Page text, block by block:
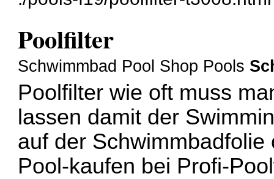
Poolfilter
Schwimmbad Pool Shop Pools
Poolfilter wie oft muss
lassen damit der
auf der
Pool-kaufen bei Profi-